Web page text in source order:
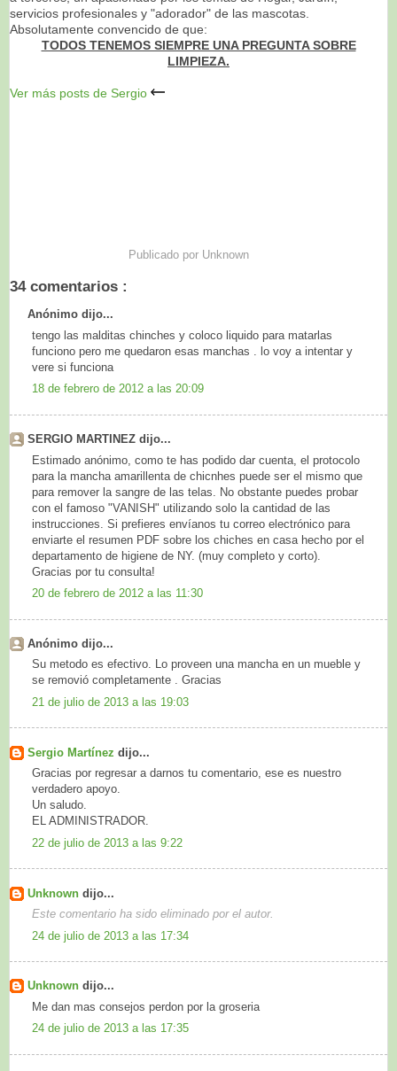
servicios profesionales y "adorador" de las mascotas.
Absolutamente convencido de que:
TODOS TENEMOS SIEMPRE UNA PREGUNTA SOBRE
LIMPIEZA.
Ver más posts de Sergio
Publicado por Unknown
34 comentarios :
Anónimo dijo...
tengo las malditas chinches y coloco liquido para matarlas
funciono pero me quedaron esas manchas . lo voy a intentar y
vere si funciona
18 de febrero de 2012 a las 20:09
SERGIO MARTINEZ dijo...
Estimado anónimo, como te has podido dar cuenta, el protocolo
para la mancha amarillenta de chicnhes puede ser el mismo que
para remover la sangre de las telas. No obstante puedes probar
con el famoso "VANISH" utilizando solo la cantidad de las
instrucciones. Si prefieres envíanos tu correo electrónico para
enviarte el resumen PDF sobre los chiches en casa hecho por el
departamento de higiene de NY. (muy completo y corto).
Gracias por tu consulta!
20 de febrero de 2012 a las 11:30
Anónimo dijo...
Su metodo es efectivo. Lo proveen una mancha en un mueble y
se removió completamente . Gracias
21 de julio de 2013 a las 19:03
Sergio Martínez dijo...
Gracias por regresar a darnos tu comentario, ese es nuestro
verdadero apoyo.
Un saludo.
EL ADMINISTRADOR.
22 de julio de 2013 a las 9:22
Unknown dijo...
Este comentario ha sido eliminado por el autor.
24 de julio de 2013 a las 17:34
Unknown dijo...
Me dan mas consejos perdon por la groseria
24 de julio de 2013 a las 17:35